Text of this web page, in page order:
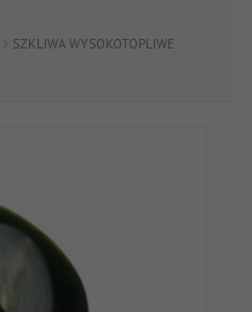
SZKLIWA WYSOKOTOPLIWE